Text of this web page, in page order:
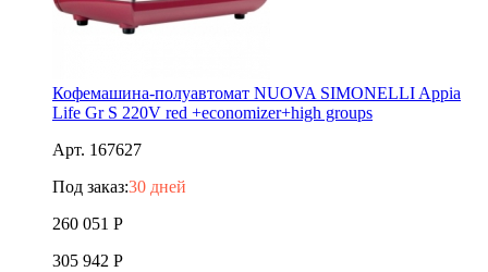
Кофемашина-полуавтомат NUOVA SIMONELLI Appia
Life Gr S 220V red +economizer+high groups
Арт. 167627
Под заказ:30 дней
260 051 Р
305 942 Р